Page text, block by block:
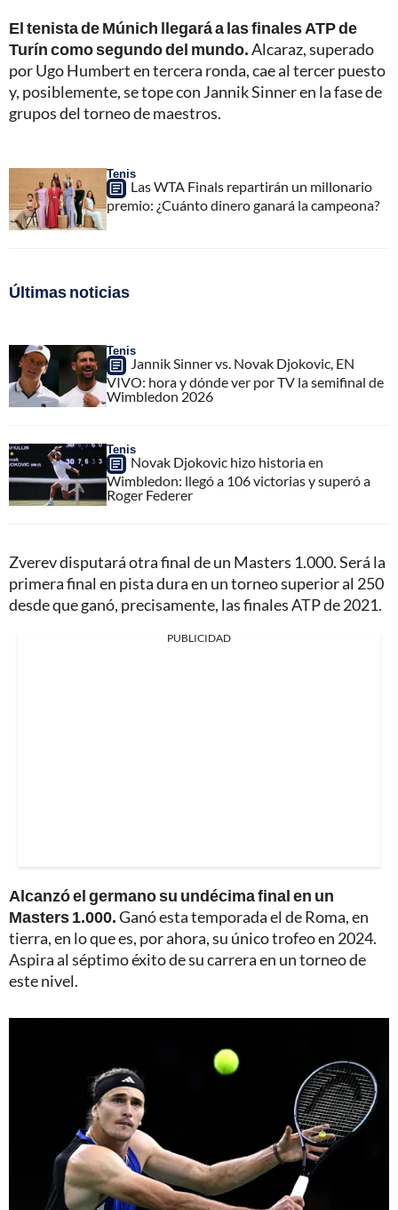
El tenista de Múnich llegará a las finales ATP de
Turín como segundo del mundo.Alcaraz, superado
por Ugo Humbert en tercera ronda, cae al tercer puesto
y, posiblemente, se tope con Jannik Sinner en la fase de
grupos del torneo de maestros.
Tenis
Las WTA Finals repartirán un millonario
premio: ¿Cuánto dinero ganará la campeona?
Últimas noticias
Tenis
Jannik Sinner vs. Novak Djokovic, EN
VIVO: hora y dónde ver por TV la semifinal de
Wimbledon 2026
Tenis
Novak Djokovic hizo historia en
Wimbledon: llegó a 106 victorias y superó a
Roger Federer
Zverev disputará otra final de un Masters 1.000. Será la
primera final en pista dura en un torneo superior al 250
desde que ganó, precisamente, las finales ATP de 2021.
PUBLICIDAD
Alcanzó el germano su undécima final en un
Masters 1.000.Ganó esta temporada el de Roma, en
tierra, en lo que es, por ahora, su único trofeo en 2024.
Aspira al séptimo éxito de su carrera en un torneo de
este nivel.